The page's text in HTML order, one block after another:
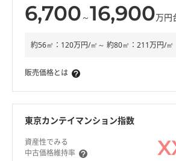
6,700 ～16,900万円
約56㎡：120万円/㎡～ 約80㎡：211万円/㎡
販売価格とは
東京カンテイマンション指数
資産性でみる
中古価格維持率